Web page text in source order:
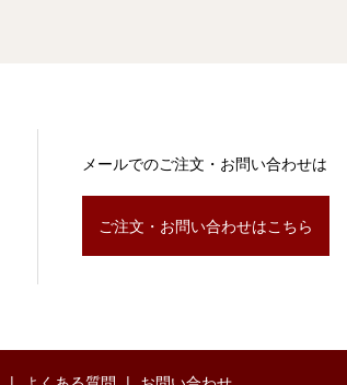
メールでのご注文・お問い合わせは
ご注文・お問い合わせはこちら